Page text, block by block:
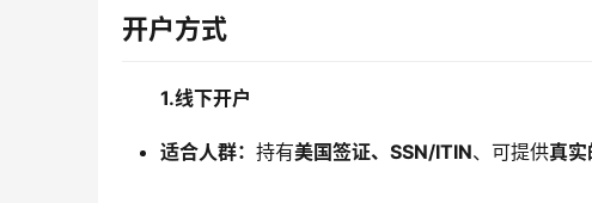
开户方式
1.线下开户
适合人群： 持有美国签证、SSN/ITIN、可提供真实